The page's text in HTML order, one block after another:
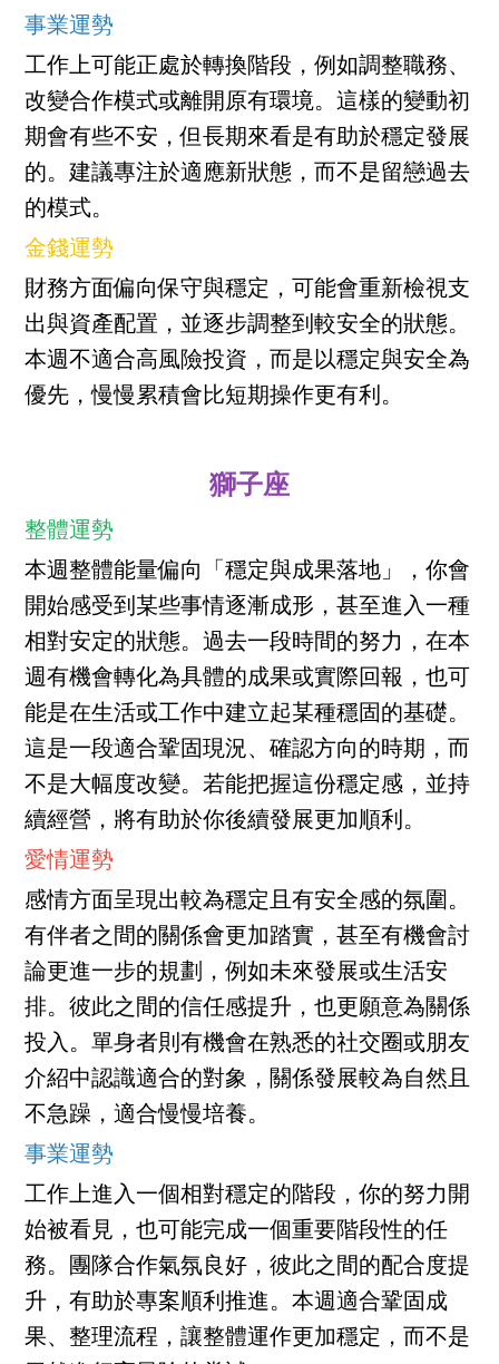
事業運勢
工作上可能正處於轉換階段，例如調整職務、
改變合作模式或離開原有環境。這樣的變動初
期會有些不安，但長期來看是有助於穩定發展
的。建議專注於適應新狀態，而不是留戀過去
的模式。
金錢運勢
財務方面偏向保守與穩定，可能會重新檢視支
出與資產配置，並逐步調整到較安全的狀態。
本週不適合高風險投資，而是以穩定與安全為
優先，慢慢累積會比短期操作更有利。
獅子座
整體運勢
本週整體能量偏向「穩定與成果落地」，你會
開始感受到某些事情逐漸成形，甚至進入一種
相對安定的狀態。過去一段時間的努力，在本
週有機會轉化為具體的成果或實際回報，也可
能是在生活或工作中建立起某種穩固的基礎。
這是一段適合鞏固現況、確認方向的時期，而
不是大幅度改變。若能把握這份穩定感，並持
續經營，將有助於你後續發展更加順利。
愛情運勢
感情方面呈現出較為穩定且有安全感的氛圍。
有伴者之間的關係會更加踏實，甚至有機會討
論更進一步的規劃，例如未來發展或生活安
排。彼此之間的信任感提升，也更願意為關係
投入。單身者則有機會在熟悉的社交圈或朋友
介紹中認識適合的對象，關係發展較為自然且
不急躁，適合慢慢培養。
事業運勢
工作上進入一個相對穩定的階段，你的努力開
始被看見，也可能完成一個重要階段性的任
務。團隊合作氣氛良好，彼此之間的配合度提
升，有助於專案順利推進。本週適合鞏固成
果、整理流程，讓整體運作更加穩定，而不是